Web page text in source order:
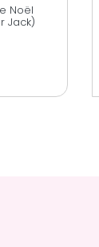
Noël
Jack)